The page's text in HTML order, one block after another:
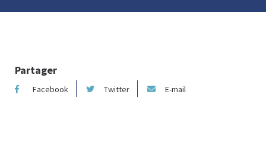
Partager
Facebook Twitter E-mail